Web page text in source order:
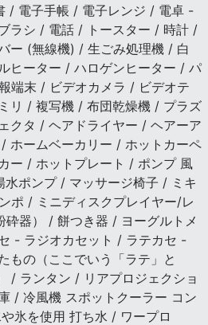
/ 電子手帳 / 電子レンジ / 電卓 -
ラシ / 電話 / トースター / 時計 /
ー (無線機) / 生ごみ処理機 / 白
ヒーター / ハロゲンヒーター / パ
端末 / ビデオカメラ / ビデオテ
リ / 複写機 / 布団乾燥機 / プラズ
クタ / ヘアドライヤー / ヘアーア
ホームベーカリー / ホットカーペ
ー / ホットプレート / ポンプ 風
水ポンプ / マッサージ椅子 / ミキ
ポ / ミニディスクプレイヤー/レ
器） / 餅つき器 / ヨーグルトメ
- ラジオカセット / ラテカセ -
もの（ここでいう「ラテ」と
/ ランタン / リアプロジェクショ
/ 冷風機 スポットクーラー コン
氷を使用 打ち水 / ワープロ